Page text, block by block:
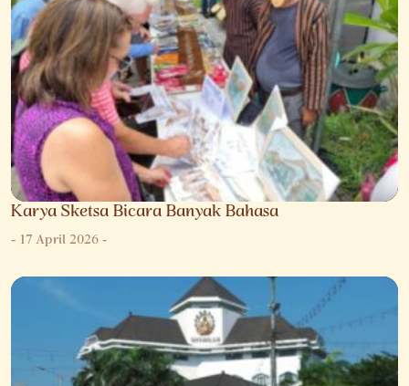
Karya Sketsa Bicara Banyak Bahasa
-17 April 2026-